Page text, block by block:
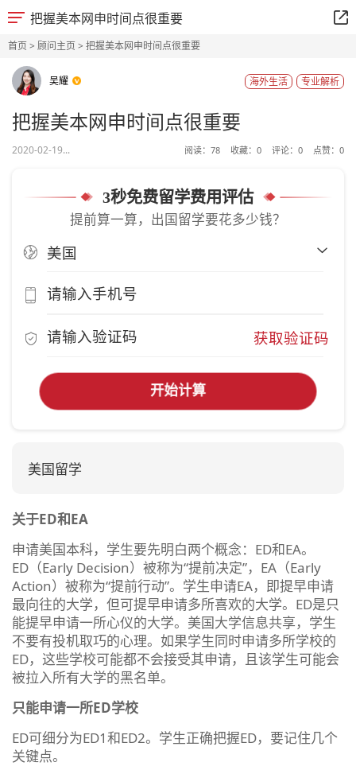
把握美本网申时间点很重要
首页> 顾问主页> 把握美本网申时间点很重要
吴耀 专业解析
海外生活
把握美本网申时间点很重要
2020-02-19... 阅读： 78 收藏： 0 评论： 0 点赞： 0
3秒免费留学费用评估
提前算一算，出国留学要花多少钱？
获取验证码
开始计算
美国留学
关于ED和EA
申请美国本科，学生要先明白两个概念：ED和EA。
ED（Early Decision）被称为“提前决定”，EA（Early
Action）被称为“提前行动”。学生申请EA，即提早申请
最向往的大学，但可提早申请多所喜欢的大学。ED是只
能提早申请一所心仪的大学。美国大学信息共享，学生
不要有投机取巧的心理。如果学生同时申请多所学校的
ED，这些学校可能都不会接受其申请，且该学生可能会
被拉入所有大学的黑名单。
只能申请一所ED学校
ED可细分为ED1和ED2。学生正确把握ED，要记住几个
关键点。